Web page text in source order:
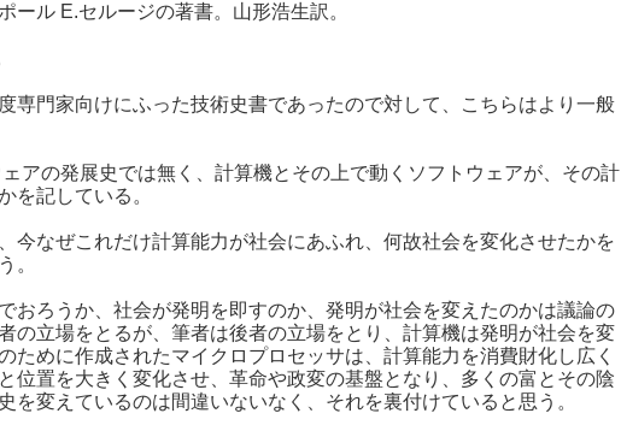
ール E.セルージの著書。山形浩生訳。
専門家向けにふった技術史書であったので対して、こちらはより一般
アの発展史では無く、計算機とその上で動くソフトウェアが、その計
を記している。
今なぜこれだけ計算能力が社会にあふれ、何故社会を変化させたかを
。
おろうか、社会が発明を即すのか、発明が社会を変えたのかは議論の
の立場をとるが、筆者は後者の立場をとり、計算機は発明が社会を変
ために作成されたマイクロプロセッサは、計算能力を消費財化し広く
位置を大きく変化させ、革命や政変の基盤となり、多くの富とその陰
を変えているのは間違いないなく、それを裏付けていると思う。